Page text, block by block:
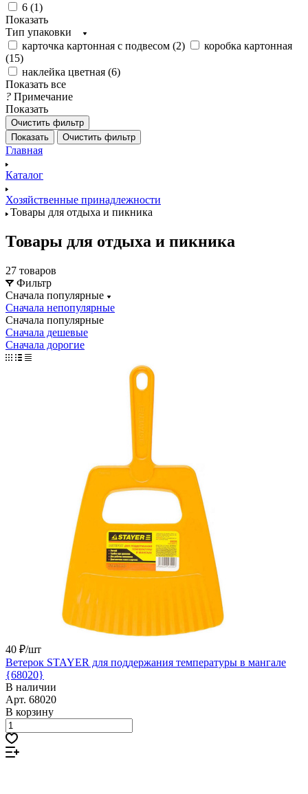
6 (1)
Показать
Тип упаковки
карточка картонная с подвесом (2)
коробка картонная
(15)
наклейка цветная (6)
Показать все
? Примечание
Показать
Очистить фильтр
Показать
Очистить фильтр
Главная
Каталог
Хозяйственные принадлежности
Товары для отдыха и пикника
Товары для отдыха и пикника
27 товаров
Фильтр
Сначала популярные
Сначала непопулярные
Сначала популярные
Сначала дешевые
Сначала дорогие
40 ₽/шт
Ветерок STAYER для поддержания температуры в мангале
{68020}
В наличии
Арт. 68020
В корзину